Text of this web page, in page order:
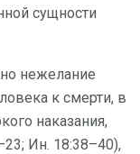
сущности
нежелание
к смерти, в
наказания,
Ин. 18:38–40),